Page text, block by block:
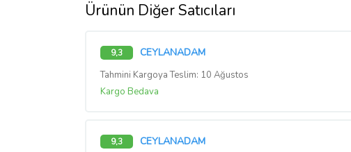
Ürünün Diğer Satıcıları
9,3 CEYLANADAM
Tahmini Kargoya Teslim: 10 Ağustos
Kargo Bedava
9,3 CEYLANADAM